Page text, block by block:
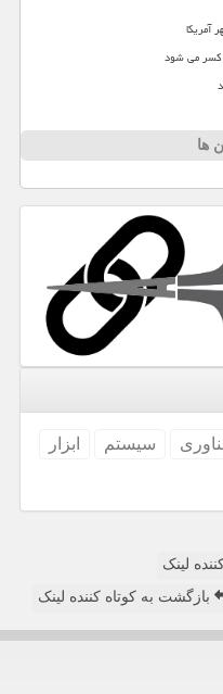
کسر می شود
ها
سیستم
ابزار
لینک
بازگشت به کوتاه کننده لینک